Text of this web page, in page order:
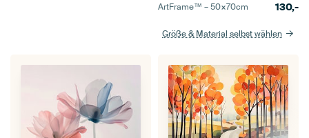
ArtFrame™ –50×70cm 130,-
Größe & Material selbst wählen